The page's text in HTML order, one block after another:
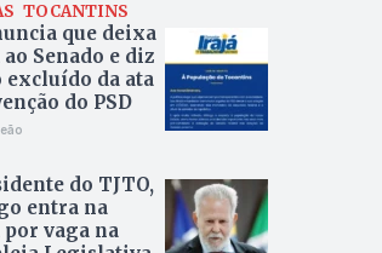
TOCANTINS
que deixa
Senado e diz
excluído da ata
do PSD
do TJTO,
entra na
vaga na